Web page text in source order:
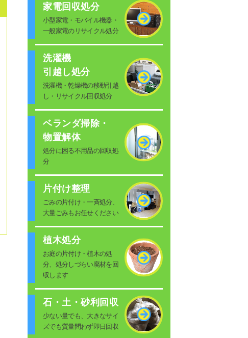
家電回収処分
小型家電・モバイル機器・
一般家電のリサイクル処分
洗濯機
引越し処分
洗濯機・乾燥機の移動引越
し・リサイクル回収処分
ベランダ掃除・
物置解体
処分に困る不用品の回収処
分
片付け整理
ごみの片付け・一斉処分、
大量ごみもお任せください
植木処分
お庭の片付け・植木の処
分、処分しづらい廃材を回
収します
石・土・砂利回収
少ない量でも、大きなサイ
ズでも質量問わず即日回収